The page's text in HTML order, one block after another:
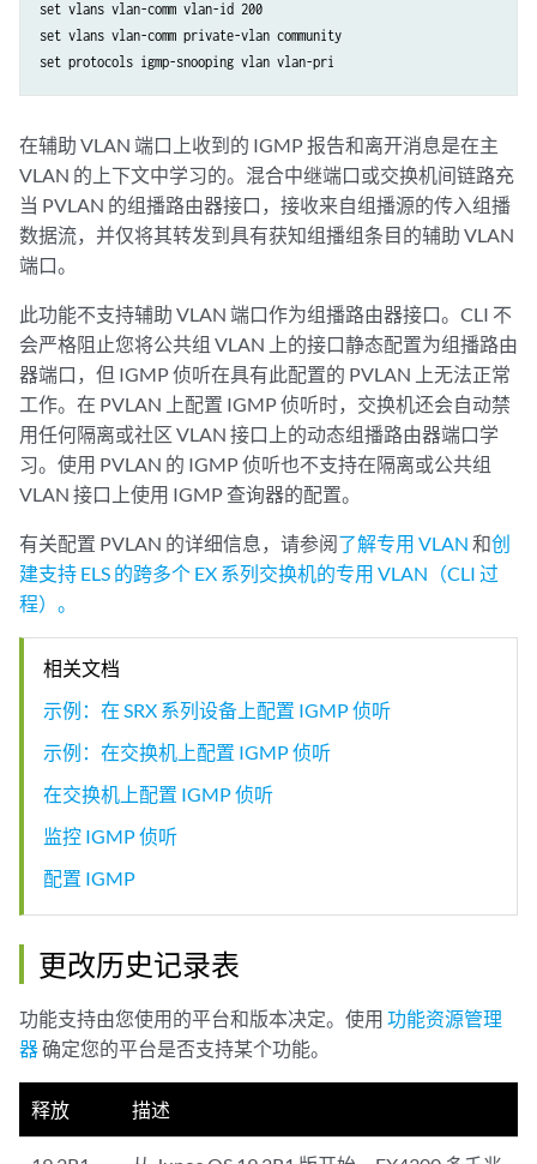
set vlans vlan-comm vlan-id 200
set vlans vlan-comm private-vlan community
在辅助 VLAN 端口上收到的 IGMP 报告和离开消息是在主
VLAN 的上下文中学习的。混合中继端口或交换机间链路充
当 PVLAN 的组播路由器接口，接收来自组播源的传入组播
数据流，并仅将其转发到具有获知组播组条目的辅助 VLAN
端口。
此功能不支持辅助 VLAN 端口作为组播路由器接口。CLI 不
会严格阻止您将公共组 VLAN 上的接口静态配置为组播路由
器端口，但 IGMP 侦听在具有此配置的 PVLAN 上无法正常
工作。在 PVLAN 上配置 IGMP 侦听时，交换机还会自动禁
用任何隔离或社区 VLAN 接口上的动态组播路由器端口学
习。使用 PVLAN 的 IGMP 侦听也不支持在隔离或公共组
VLAN 接口上使用 IGMP 查询器的配置。
有关配置 PVLAN 的详细信息，请参阅了解专用 VLAN 和创
建支持 ELS 的跨多个 EX 系列交换机的专用 VLAN（CLI 过
程）。
相关文档
示例：在 SRX 系列设备上配置 IGMP 侦听
示例：在交换机上配置 IGMP 侦听
在交换机上配置 IGMP 侦听
监控 IGMP 侦听
配置 IGMP
更改历史记录表
功能支持由您使用的平台和版本决定。使用 功能资源管理
器确定您的平台是否支持某个功能。
释放 描述